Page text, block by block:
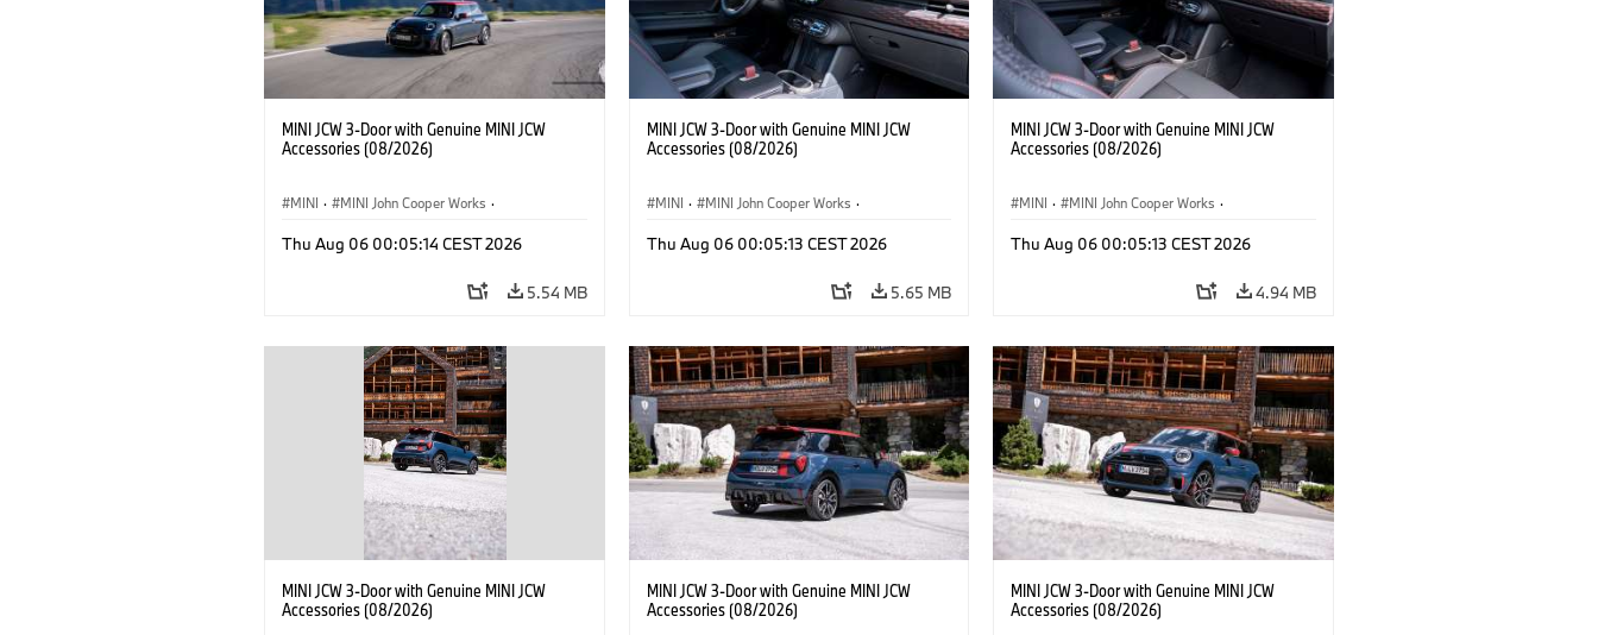
MINI JCW 3-Door with Genuine MINI JCW
Accessories (08/2026)
MINI · MINI John Cooper Works ·
Optional Extras, Accessories
Thu Aug 06 00:05:14 CEST 2026
5.54 MB
MINI JCW 3-Door with Genuine MINI JCW
Accessories (08/2026)
MINI · MINI John Cooper Works ·
Optional Extras, Accessories
Thu Aug 06 00:05:13 CEST 2026
5.65 MB
MINI JCW 3-Door with Genuine MINI JCW
Accessories (08/2026)
MINI · MINI John Cooper Works ·
Optional Extras, Accessories
Thu Aug 06 00:05:13 CEST 2026
4.94 MB
MINI JCW 3-Door with Genuine MINI JCW
Accessories (08/2026)
MINI JCW 3-Door with Genuine MINI JCW
Accessories (08/2026)
MINI JCW 3-Door with Genuine MINI JCW
Accessories (08/2026)